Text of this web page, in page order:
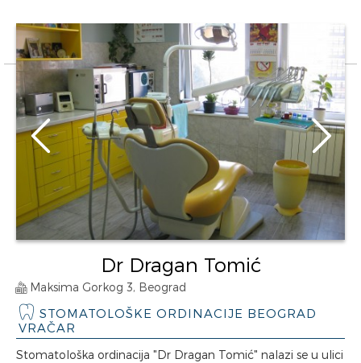
Dr Dragan Tomić
Maksima Gorkog 3, Beograd
STOMATOLOŠKE ORDINACIJE BEOGRAD
VRAČAR
Stomatološka ordinacija "Dr Dragan Tomić" nalazi se u ulici